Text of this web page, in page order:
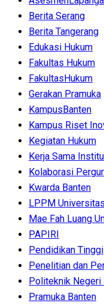
Berita Serang
Berita Tangerang
Edukasi Hukum
Fakultas Hukum
FakultasHukum
Gerakan Pramuka
KampusBanten
Kampus Riset
Kegiatan Hukum
Kerja Sama
Kolaborasi
Kwarda Banten
LPPM
Mae Fah Luang
PAPIRI
Pendidikan Tinggi
Penelitian dan
Politeknik Negeri
Pramuka Banten